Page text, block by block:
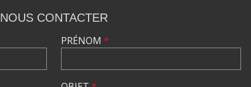
NOUS CONTACTER
PRÉNOM *